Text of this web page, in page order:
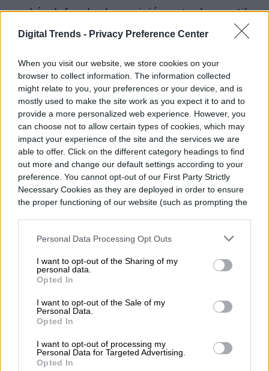
Digital Trends - Privacy Preference Center
When you visit our website, we store cookies on your
browser to collect information. The information collected
might relate to you, your preferences or your device, and is
mostly used to make the site work as you expect it to and to
provide a more personalized web experience. However, you
can choose not to allow certain types of cookies, which may
impact your experience of the site and the services we are
able to offer. Click on the different category headings to find
out more and change our default settings according to your
preference. You cannot opt-out of our First Party Strictly
Necessary Cookies as they are deployed in order to ensure
the proper functioning of our website (such as prompting the
Personal Data Processing Opt Outs
I want to opt-out of the Sharing of my
personal data.
Opted In
I want to opt-out of the Sale of my
Personal Data.
Opted In
I want to opt-out of processing my
Personal Data for Targeted Advertising.
Opted In
podría defender la posición actual en estilo
espalda.
Relacionado: Inteligencia Artificial predice
y gana en el Derby de Kentucky
¿Qué tan precisas serán estas
predicciones? Lo único que podemos
hacer por ahora es esperar y ver si los
resultados coincidirán con los de la
competencia.